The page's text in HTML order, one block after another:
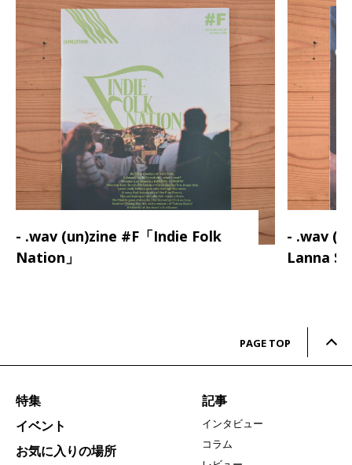
- .wav (un)zine #F「Indie Folk
Nation」
- .wav
Lanna
PAGE TOP
特集
イベント
お気に入りの場所
記事
インタビュー
コラム